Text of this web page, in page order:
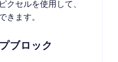
クセルを使用して、
きます。
ブロック